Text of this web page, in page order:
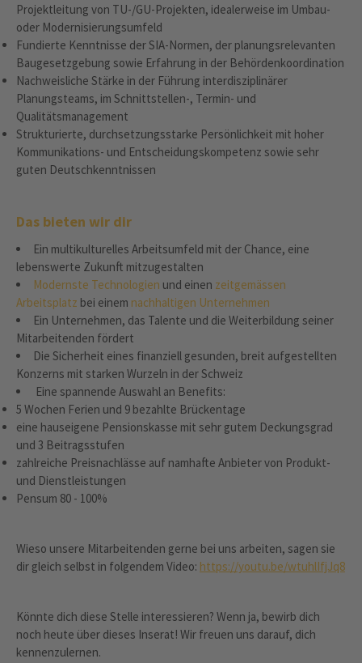
Projektleitung von TU-/GU‑Projekten, idealerweise im Umbau‑
oder Modernisierungsumfeld
Fundierte Kenntnisse der SIA‑Normen, der planungsrelevanten
Baugesetzgebung sowie Erfahrung in der Behördenkoordination
Nachweisliche Stärke in der Führung interdisziplinärer
Planungsteams, im Schnittstellen‑, Termin‑ und
Qualitätsmanagement
Strukturierte, durchsetzungsstarke Persönlichkeit mit hoher
Kommunikations‑ und Entscheidungskompetenz sowie sehr
guten Deutschkenntnissen
Das bieten wir dir
Ein multikulturelles Arbeitsumfeld mit der Chance, eine
lebenswerte Zukunft mitzugestalten
Modernste Technologien und einen zeitgemässen
Arbeitsplatz bei einem nachhaltigen Unternehmen
Ein Unternehmen, das Talente und die Weiterbildung seiner
Mitarbeitenden fördert
Die Sicherheit eines finanziell gesunden, breit aufgestellten
Konzerns mit starken Wurzeln in der Schweiz
Eine spannende Auswahl an Benefits:
5 Wochen Ferien und 9 bezahlte Brückentage
eine hauseigene Pensionskasse mit sehr gutem Deckungsgrad
und 3 Beitragsstufen
zahlreiche Preisnachlässe auf namhafte Anbieter von Produkt-
und Dienstleistungen
Pensum 80 - 100%
Wieso unsere Mitarbeitenden gerne bei uns arbeiten, sagen sie
dir gleich selbst in folgendem Video: https://youtu.be/wtuhlIfjJq8
Könnte dich diese Stelle interessieren? Wenn ja, bewirb dich
noch heute über dieses Inserat! Wir freuen uns darauf, dich
kennenzulernen.